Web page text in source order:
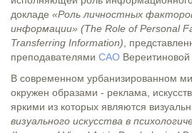
докладе «Роль личностных
информации» (The Role of Personal
Transferring Information),
преподавателями САО
В современном урбанизированном
окружен образами - реклама,
яркими из которых являются
визуального искусства в